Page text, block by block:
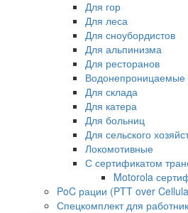
Для гор
Для леса
Для сноубордистов
Для альпинизма
Для ресторанов
Водонепроницаемые
Для склада
Для катера
Для больниц
Для сельского
Локомотивные
С сертификатом
Motorola
PoC рации (PTT over
Спецкомплект для